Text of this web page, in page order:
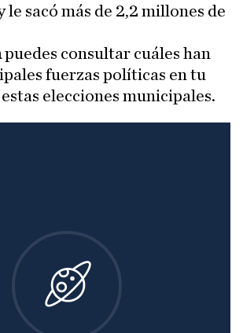
le sacó más de 2,2 millones de
puedes consultar cuáles han
fuerzas políticas en tu
elecciones municipales.